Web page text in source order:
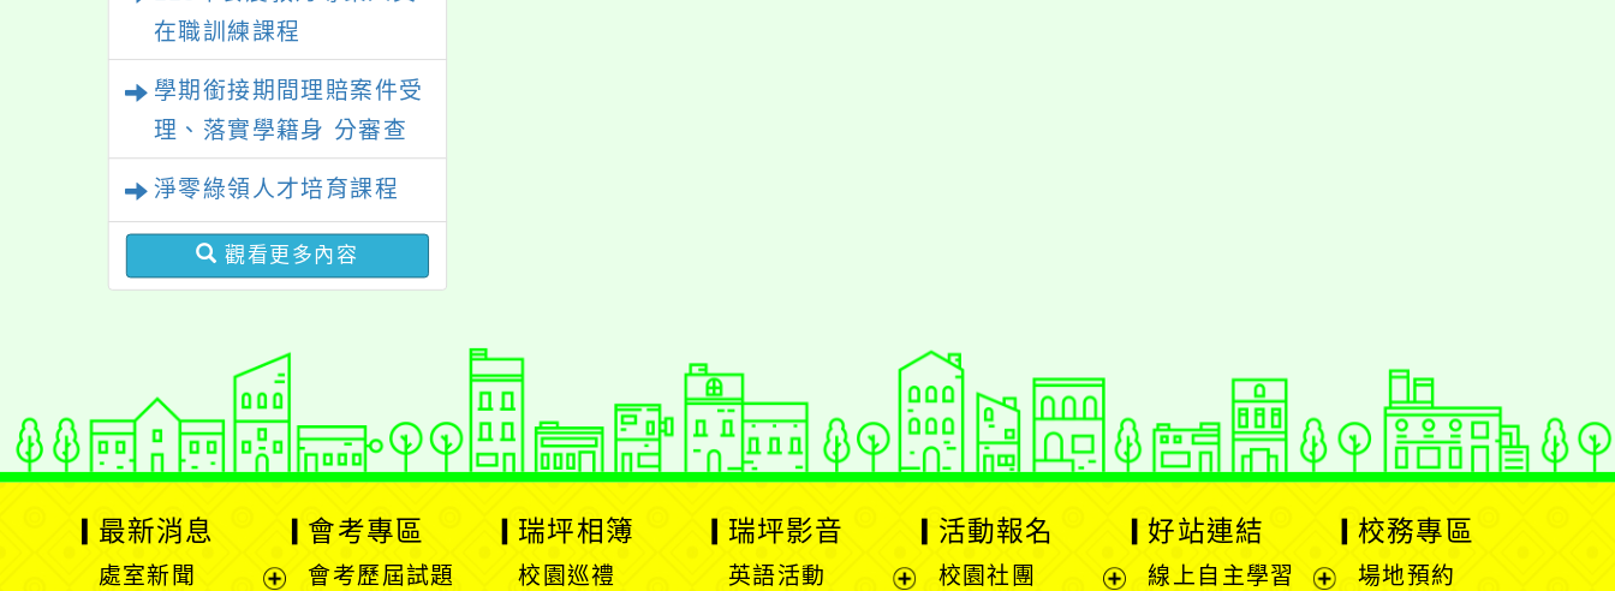
在職訓練課程
學期銜接期間理賠案件受
理、落實學籍身 分審查
程序及理賠申請書改版
淨零綠領人才培育課程
觀看更多內容
最新消息
處室新聞
會考專區
會考歷屆試題
瑞坪相簿
校園巡禮
瑞坪影音
英語活動
活動報名
校園社團
好站連結
線上自主學習
校務專區
場地預約